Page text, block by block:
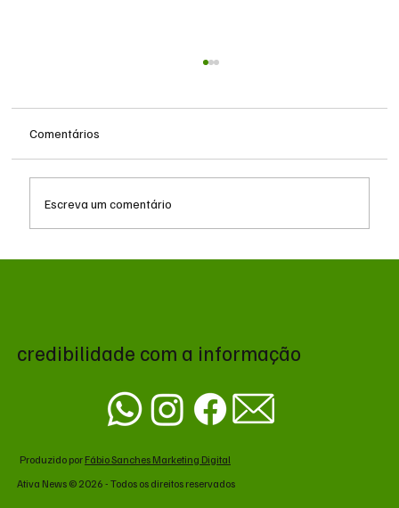
Comentários
Escreva um comentário
credibilidade com a informação
Produzido por Fábio Sanches Marketing Digital
Ativa News © 2026 - Todos os direitos reservados